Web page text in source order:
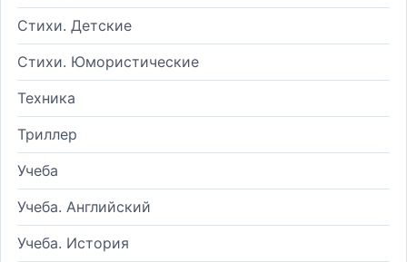
Стихи. Детские
Стихи. Юмористические
Техника
Триллер
Учеба
Учеба. Английский
Учеба. История